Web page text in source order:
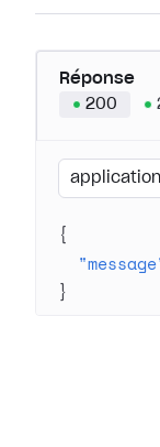
Réponse
200
{
}